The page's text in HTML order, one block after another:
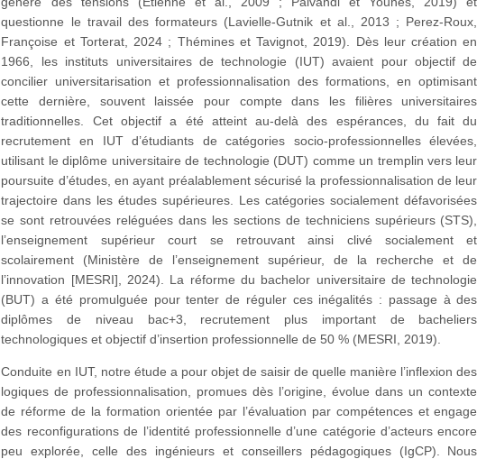
questionne le travail des formateurs (Lavielle-Gutnik et al., 2013 ; Perez-Roux,
Françoise et Torterat, 2024 ; Thémines et Tavignot, 2019). Dès leur création en
1966, les instituts universitaires de technologie (IUT) avaient pour objectif de
concilier universitarisation et professionnalisation des formations, en optimisant
cette dernière, souvent laissée pour compte dans les filières universitaires
traditionnelles. Cet objectif a été atteint au-delà des espérances, du fait du
recrutement en IUT d’étudiants de catégories socio-professionnelles élevées,
utilisant le diplôme universitaire de technologie (DUT) comme un tremplin vers leur
poursuite d’études, en ayant préalablement sécurisé la professionnalisation de leur
trajectoire dans les études supérieures. Les catégories socialement défavorisées
se sont retrouvées reléguées dans les sections de techniciens supérieurs (STS),
l’enseignement supérieur court se retrouvant ainsi clivé socialement et
scolairement (Ministère de l’enseignement supérieur, de la recherche et de
l’innovation [MESRI], 2024). La réforme du bachelor universitaire de technologie
(BUT) a été promulguée pour tenter de réguler ces inégalités : passage à des
diplômes de niveau bac+3, recrutement plus important de bacheliers
technologiques et objectif d’insertion professionnelle de 50 % (MESRI, 2019).
Conduite en IUT, notre étude a pour objet de saisir de quelle manière l’inflexion des
logiques de professionnalisation, promues dès l’origine, évolue dans un contexte
de réforme de la formation orientée par l’évaluation par compétences et engage
des reconfigurations de l’identité professionnelle d’une catégorie d’acteurs encore
peu explorée, celle des ingénieurs et conseillers pédagogiques (IgCP). Nous